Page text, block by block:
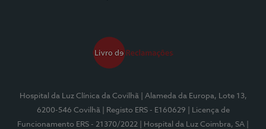
Hospital da Luz Clínica da Covilhã
| Alameda da Europa, Lote 13,
6200-546 Covilhã
| Registo ERS - E160629
| Licença de
Funcionamento ERS - 21370/2022
| Hospital da Luz Coimbra, SA